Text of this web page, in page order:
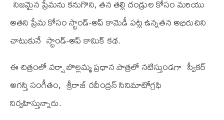
నిజమైన ప్రేమను కనుగొని, తన తల్లి దండ్రుల కోసం మ‌రియు
అతని ప్రేమ కోసం స్టాండ్-అప్ కామెడీ పట్ల ఉన్నత‌న‌ అభిరుచిని
చాటుకునే స్టాండ్-అప్ కామిక్ కథ.
ఈ చిత్రంలో వర్షా బొల్లమ్మ ప్రధాన పాత్ర‌లో న‌టిస్తుండ‌గా స్వీకర్
అగస్తి సంగీతం, శ్రీరాజ్ రవీంద్రన్ సినిమాటోగ్ర‌ఫి
నిర్వ‌హిస్తున్నారు.